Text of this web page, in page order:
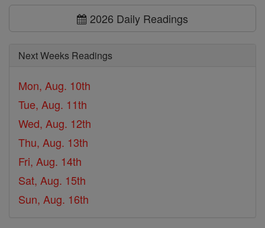
2026 Daily Readings
Next Weeks Readings
Mon, Aug. 10th
Tue, Aug. 11th
Wed, Aug. 12th
Thu, Aug. 13th
Fri, Aug. 14th
Sat, Aug. 15th
Sun, Aug. 16th